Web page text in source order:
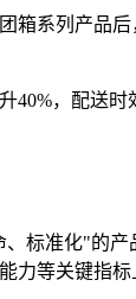
箱系列产品
，配送
标准化"的
力等关键指标